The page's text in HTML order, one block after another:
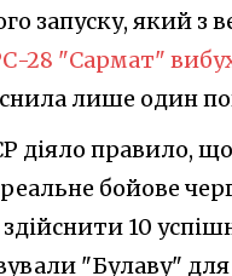
запуску, який з
28 "Сармат"
лише один
діяло правило,
бойове
10
"Булаву" для